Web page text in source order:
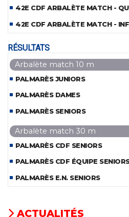
42E CDF ARBALÈTE MATCH -
42E CDF ARBALÈTE MATCH -
RÉSULTATS
Arbalète match 10 m
PALMARÈS JUNIORS
PALMARÈS DAMES
PALMARÈS SENIORS
Arbalète match 30 m
PALMARÈS CDF SENIORS
PALMARÈS CDF ÉQUIPE
PALMARÈS E.N. SENIORS
ACTUALITÉS